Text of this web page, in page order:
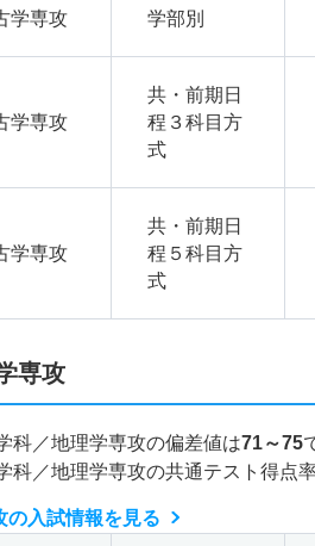
学専攻 学部別
学専攻
共・前期日
程３科目方
式
学専攻
共・前期日
程５科目方
式
専攻
科／地理学専攻の偏差値は71～75
科／地理学専攻の共通テスト得点
の入試情報を見る